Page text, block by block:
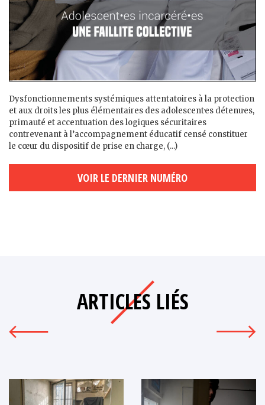
Dysfonctionnements systémiques attentatoires à la protection
et aux droits les plus élémentaires des adolescent·es détenu·es,
primauté et accentuation des logiques sécuritaires
contrevenant à l’accompagnement éducatif censé constituer
le cœur du dispositif de prise en charge, (...)
VOIR LE DERNIER NUMÉRO
ARTICLES LIÉS